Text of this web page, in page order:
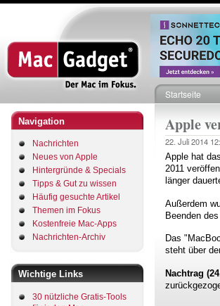
Direkt
zum
Inhalt
Navigation
Nachrichten
Neues von Apple
Hintergründe & Specials
Tipps & Gut zu wissen
Häufig gesuchte Artikel
Themen im Fokus
Kostenfreie Mac-Apps
Nachrichten-Archiv
Wichtige Links
30 nützliche Gratis-Tools
Startseite
Apple
22. Juli 2014
Apple hat
2011
länger
Außerdem
Beenden
Das
steht über
Nachtrag